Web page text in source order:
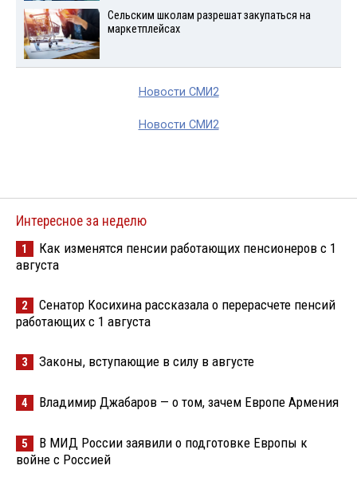
Сельским школам разрешат закупаться на
маркетплейсах
Новости СМИ2
Новости СМИ2
Интересное за неделю
1
Как изменятся пенсии работающих пенсионеров с 1
августа
2
Сенатор Косихина рассказала о перерасчете пенсий
работающих с 1 августа
3 Законы, вступающие в силу в августе
4 Владимир Джабаров — о том, зачем Европе Армения
5
В МИД России заявили о подготовке Европы к
войне с Россией